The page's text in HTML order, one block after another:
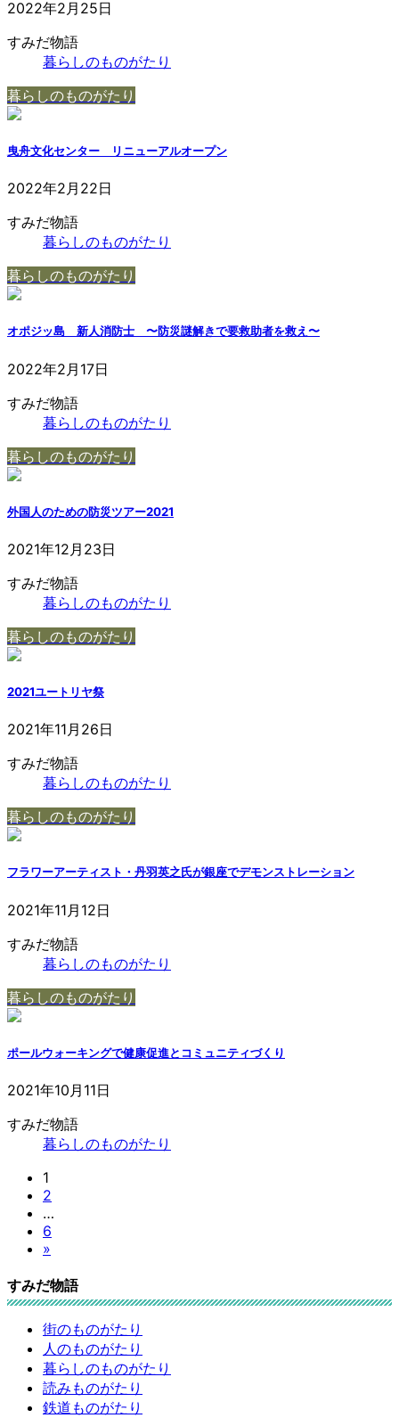
2022年2月25日
すみだ物語
暮らしのものがたり
暮らしのものがたり
曳舟文化センター リニューアルオープン
2022年2月22日
すみだ物語
暮らしのものがたり
暮らしのものがたり
オポジッ島 新人消防士 〜防災謎解きで要救助者を救え〜
2022年2月17日
すみだ物語
暮らしのものがたり
暮らしのものがたり
外国人のための防災ツアー2021
2021年12月23日
すみだ物語
暮らしのものがたり
暮らしのものがたり
2021ユートリヤ祭
2021年11月26日
すみだ物語
暮らしのものがたり
暮らしのものがたり
フラワーアーティスト・丹羽英之氏が銀座でデモンストレーション
2021年11月12日
すみだ物語
暮らしのものがたり
暮らしのものがたり
ポールウォーキングで健康促進とコミュニティづくり
2021年10月11日
すみだ物語
暮らしのものがたり
稿
の
ペ
ー
ジ
送
り
固
定
ペ
ー
ジ
1
固
定
ペ
ー
2
…
固
定
ー
ジ
6
»
すみだ物語
街のものがたり
人のものがたり
暮らしのものがたり
読みものがたり
鉄道ものがたり